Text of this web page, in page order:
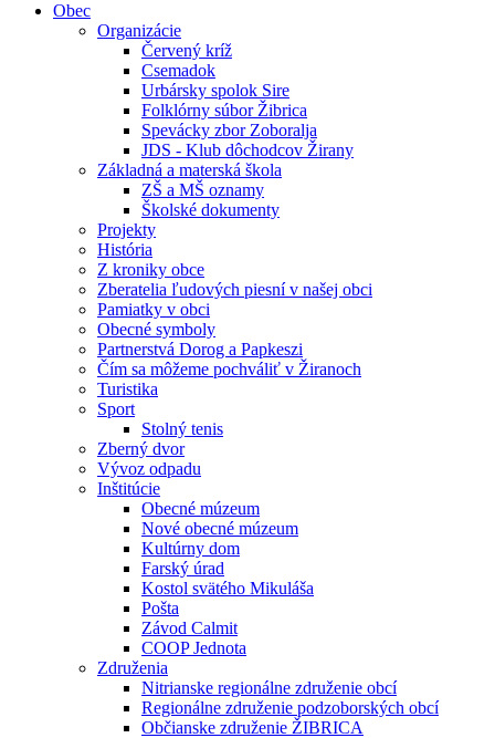
Obec
Organizácie
Červený kríž
Csemadok
Urbársky spolok Sire
Folklórny súbor Žibrica
Spevácky zbor Zoboralja
JDS - Klub dôchodcov Žirany
Základná a materská škola
ZŠ a MŠ oznamy
Školské dokumenty
Projekty
História
Z kroniky obce
Zberatelia ľudových piesní v našej obci
Pamiatky v obci
Obecné symboly
Partnerstvá Dorog a Papkeszi
Čím sa môžeme pochváliť v Žiranoch
Turistika
Sport
Stolný tenis
Zberný dvor
Vývoz odpadu
Inštitúcie
Obecné múzeum
Nové obecné múzeum
Kultúrny dom
Farský úrad
Kostol svätého Mikuláša
Pošta
Závod Calmit
COOP Jednota
Združenia
Nitrianske regionálne združenie obcí
Regionálne združenie podzoborských obcí
Občianske združenie ŽIBRICA